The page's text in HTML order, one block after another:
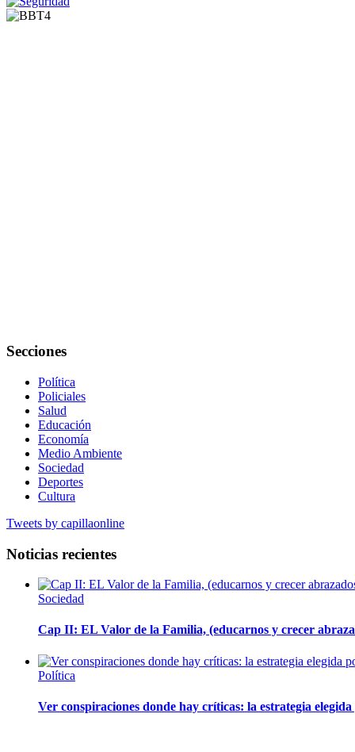
Secciones
Política
Policiales
Salud
Educación
Economía
Medio Ambiente
Sociedad
Deportes
Cultura
Tweets by capillaonline
Noticias recientes
Sociedad
Cap II: EL Valor de la Familia, (educarnos y crecer
Política
Ver conspiraciones donde hay críticas: la estrategia